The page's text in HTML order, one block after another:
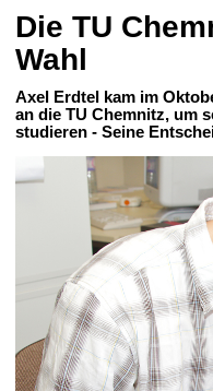
u
f
e
Die TU
Wahl
Axel Erdtel kam im
an die TU Chemnitz, um
studieren - Seine